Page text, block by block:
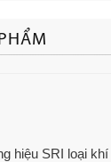
hiệu SRI loại